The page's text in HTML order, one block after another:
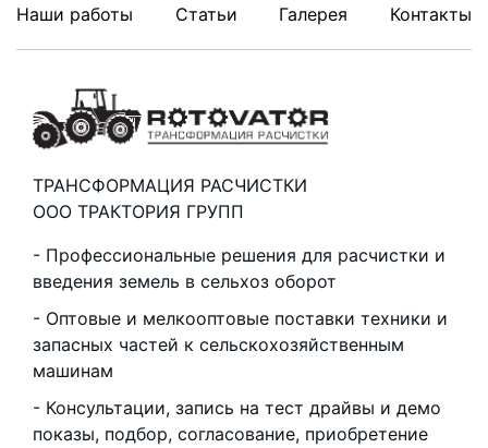
Наши работы
Статьи Галерея Контакты
ТРАНСФОРМАЦИЯ РАСЧИСТКИ
ООО ТРАКТОРИЯ ГРУПП
Профессиональные решения для расчистки и
введения земель в сельхоз оборот
Оптовые и мелкооптовые поставки техники и
запасных частей к сельскохозяйственным
машинам
Консультации, запись на тест драйвы и демо
показы, подбор, согласование, приобретение